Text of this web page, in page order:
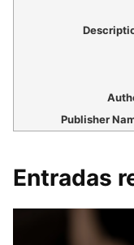
Publisher
Entradas